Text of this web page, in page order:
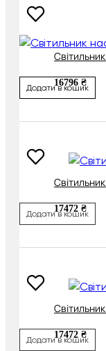
16796 ₴
Додати в кошик
17472 ₴
Додати в кошик
17472 ₴
Додати в кошик